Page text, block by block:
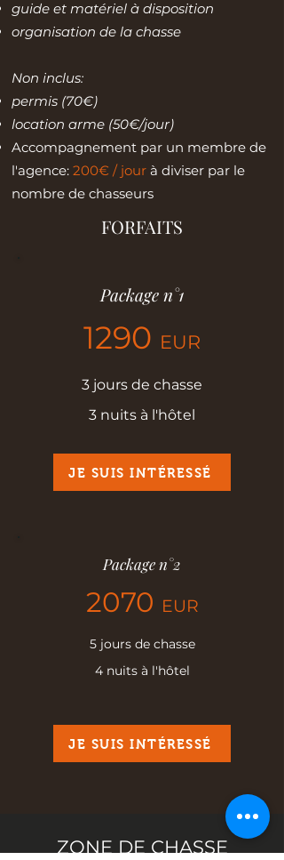
guide et matériel à disposition
organisation de la chasse
Non inclus:
permis (70€)
location arme (50€/jour)
Accompagnement par un membre de
l'agence: 200€ / jour à diviser par le
nombre de chasseurs
FORFAITS
Package n°1
1290 EUR
3 jours de chasse
3 nuits à l'hôtel
JE SUIS INTÉRESSÉ
Package n°2
2070 EUR
5 jours de chasse
4 nuits à l'hôtel
JE SUIS INTÉRESSÉ
ZONE DE CHASSE